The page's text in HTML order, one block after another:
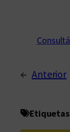
← Anterior